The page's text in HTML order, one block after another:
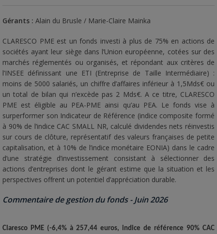
Gérants : Alain du Brusle / Marie-Claire Mainka
CLARESCO PME est un fonds investi à plus de 75% en actions de
sociétés ayant leur siège dans l’Union européenne, cotées sur des
marchés réglementés ou organisés, et répondant aux critères de
l’INSEE définissant une ETI (Entreprise de Taille Intermédiaire) :
moins de 5000 salariés, un chiffre d’affaires inférieur à 1,5Mds€ ou
un total de bilan qui n’excède pas 2 Mds€. A ce titre, CLARESCO
PME est éligible au PEA-PME ainsi qu’au PEA. Le fonds vise à
surperformer son Indicateur de Référence (indice composite formé
à 90% de l’indice CAC SMALL NR, calculé dividendes nets réinvestis
sur cours de clôture, représentatif des valeurs françaises de petite
capitalisation, et à 10% de l’indice monétaire EONIA) dans le cadre
d’une stratégie d’investissement consistant à sélectionner des
actions d’entreprises dont le gérant estime que la situation et les
perspectives offrent un potentiel d’appréciation durable.
Commentaire de gestion du fonds - Juin 2026
Claresco PME (-6,4% à 257,44 euros, indice de référence 90% CAC